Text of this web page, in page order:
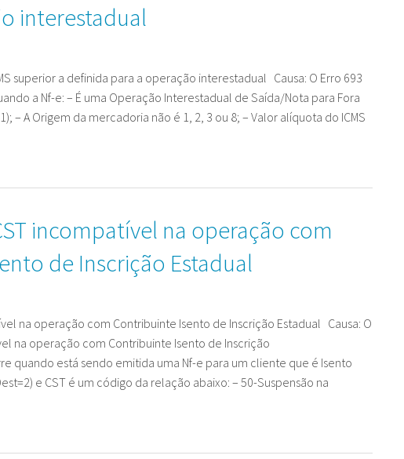
interestadual
superior a definida para a operação interestadual Causa: O Erro 693
a Nf-e: – É uma Operação Interestadual de Saída/Nota para Fora
– A Origem da mercadoria não é 1, 2, 3 ou 8; – Valor alíquota do ICMS
incompatível na operação com
de Inscrição Estadual
na operação com Contribuinte Isento de Inscrição Estadual Causa: O
na operação com Contribuinte Isento de Inscrição
quando está sendo emitida uma Nf-e para um cliente que é Isento
e CST é um código da relação abaixo: – 50-Suspensão na